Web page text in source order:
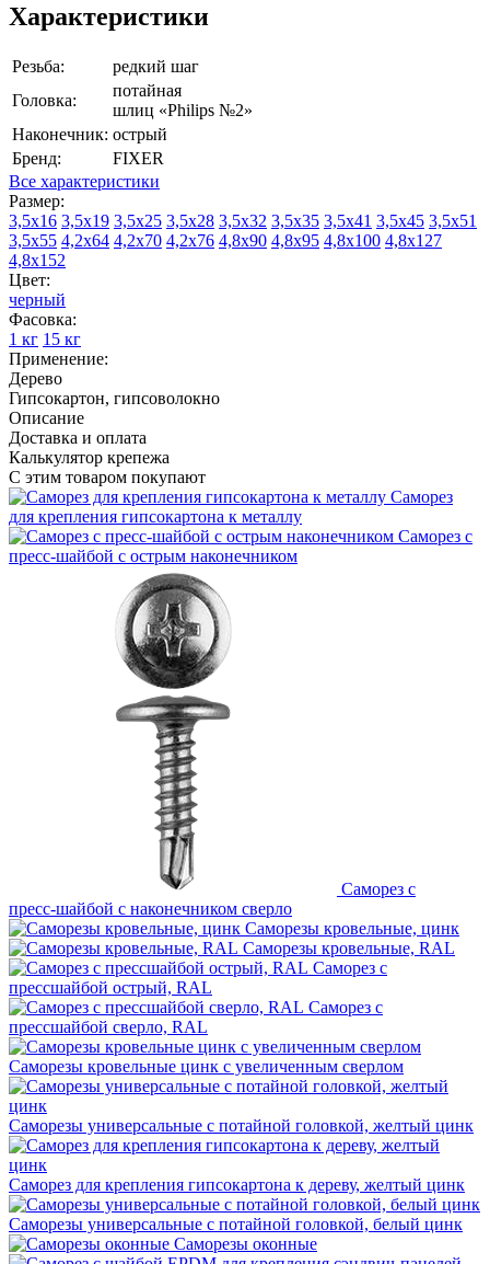
Характеристики
Резьба:
редкий шаг
Головка:
потайная
шлиц «Philips №2»
Наконечник: острый
Бренд:
FIXER
Все характеристики
Размер:
3,5х16 3,5х19 3,5х25 3,5х28 3,5х32 3,5х35 3,5х41 3,5х45 3,5х51
3,5х55 4,2х64 4,2х70 4,2х76 4,8х90 4,8х95 4,8х100 4,8х127
4,8х152
Цвет:
черный
Фасовка:
1 кг 15 кг
Применение:
Дерево
Гипсокартон, гипсоволокно
Описание
Доставка и оплата
Калькулятор крепежа
С этим товаром покупают
Саморез
для крепления гипсокартона к металлу
Саморез с
пресс‑шайбой с острым наконечником
Саморез с
пресс‑шайбой с наконечником сверло
Саморезы кровельные, цинк
Саморезы кровельные, RAL
Саморез с
прессшайбой острый, RAL
Саморез с
прессшайбой сверло, RAL
Саморезы кровельные цинк с увеличенным сверлом
Саморезы универсальные с потайной головкой, желтый цинк
Саморез для крепления гипсокартона к дереву, желтый цинк
Саморезы универсальные с потайной головкой, белый цинк
Саморезы оконные